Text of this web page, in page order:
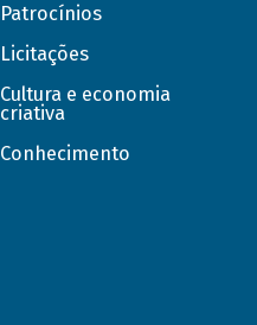
Patrocínios
Licitações
Cultura e economia
criativa
Conhecimento